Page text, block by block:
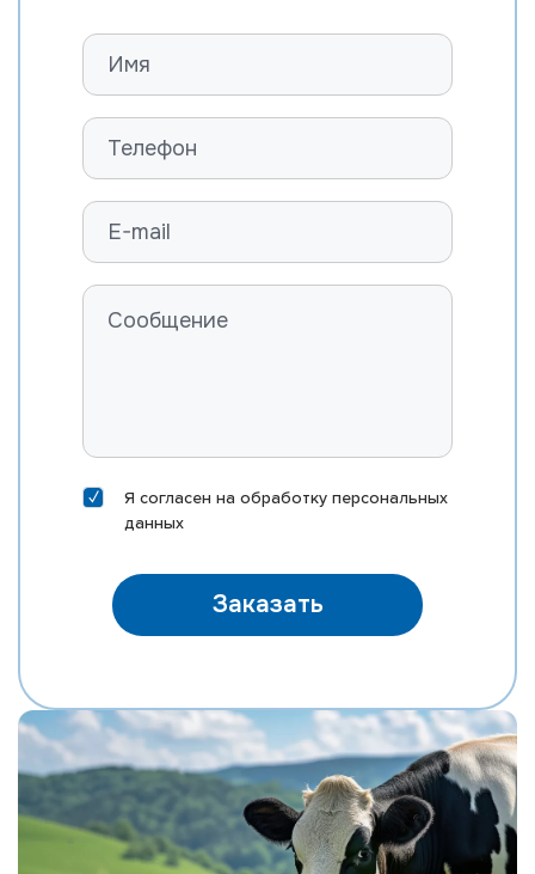
Я согласен на обработку персональных
данных
Заказать